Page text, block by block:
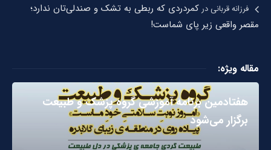
فرزانه قربانیدر کمردردی که ربطی به تشک و صندلی‌تان ندارد؛
مقصر واقعی زیر پای شماست!
مقاله ویژه:
هفتادمین برنامه آموزشی گروه پزشک و طبیعت
برگزار می‌شود